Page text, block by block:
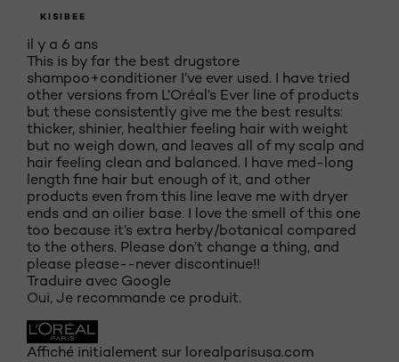
KISIBEE
il y a 6 ans
This is by far the best drugstore
shampoo+conditioner I’ve ever used. I have tried
other versions from L’Oréal’s Ever line of products
but these consistently give me the best results:
thicker, shinier, healthier feeling hair with weight
but no weigh down, and leaves all of my scalp and
hair feeling clean and balanced. I have med-long
length fine hair but enough of it, and other
products even from this line leave me with dryer
ends and an oilier base. I love the smell of this one
too because it’s extra herby/botanical compared
to the others. Please don’t change a thing, and
please please--never discontinue!!
Traduire avec Google
Oui, Je recommande ce produit.
Affiché initialement sur lorealparisusa.com